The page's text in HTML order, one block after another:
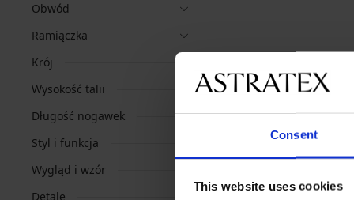
Consent
This website uses cookies
Obwód
Ramiączka
Krój
Wysokość talii
Długość nogawek
Styl i funkcja
Wygląd i wzór
Detale